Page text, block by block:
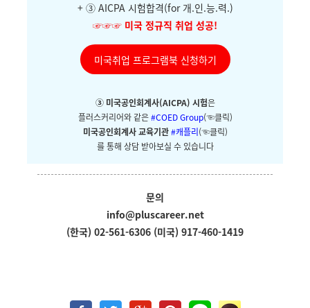
+ ③ AICPA 시험합격(for 개.인.능.력.)
☞☞☞ 미국 정규직 취업 성공!
미국취업 프로그램북 신청하기
③ 미국공인회계사(AICPA) 시험은
플러스커리어와 같은#COED Group(☜클릭)
미국공인회계사 교육기관#캐플리(☜클릭)
를 통해 상담 받아보실 수 있습니다
문의
info@pluscareer.net
(한국) 02-561-6306 (미국) 917-460-1419